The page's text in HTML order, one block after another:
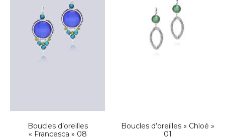
Boucles d’oreilles
« Francesca » 08
Boucles d’oreilles « Chloé »
01